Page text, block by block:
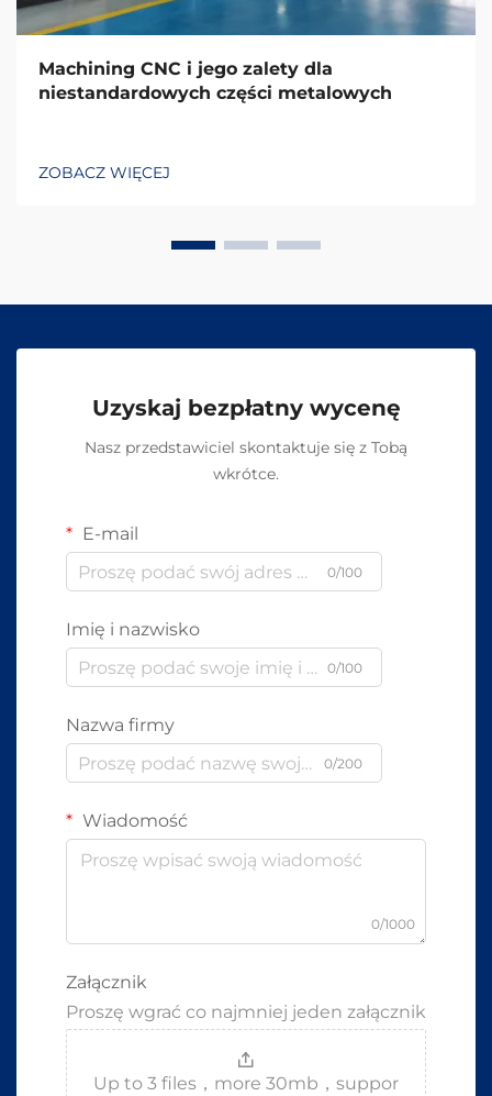
Machining CNC i jego zalety dla
niestandardowych części metalowych
ZOBACZ WIĘCEJ
Uzyskaj bezpłatny wycenę
Nasz przedstawiciel skontaktuje się z Tobą
wkrótce.
E-mail
0/100
Imię i nazwisko
0/100
Nazwa firmy
0/200
Wiadomość
0/1000
Załącznik
Proszę wgrać co najmniej jeden załącznik
Up to 3 files，more 30mb，suppor